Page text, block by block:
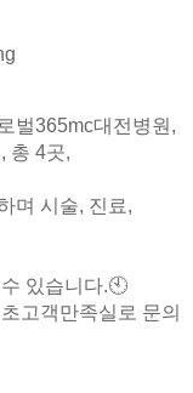
벌365mc대전병원,
총 4곳,
며 시술, 진료,
있습니다.🕙
고객만족실로 문의